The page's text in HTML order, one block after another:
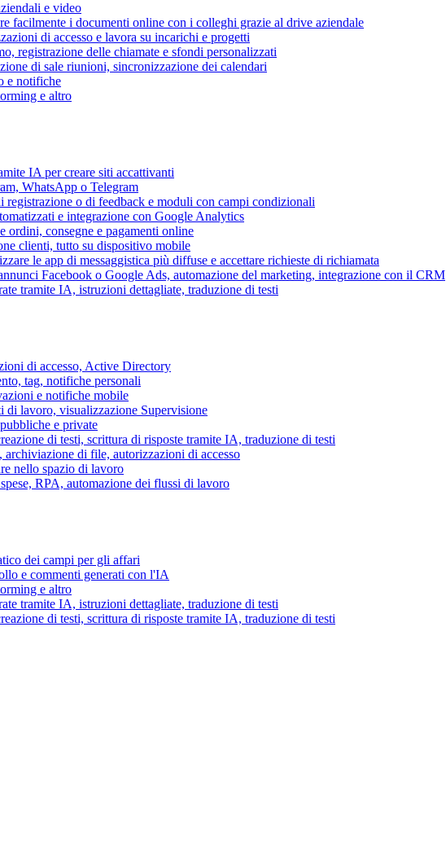
e video
facilmente i documenti online con i colleghi grazie al drive aziendale
di accesso e lavora su incarichi e progetti
registrazione delle chiamate e sfondi personalizzati
di sale riunioni, sincronizzazione dei calendari
e notifiche
e altro
IA per creare siti accattivanti
WhatsApp o Telegram
o di feedback e moduli con campi condizionali
e integrazione con Google Analytics
ordini, consegne e pagamenti online
clienti, tutto su dispositivo mobile
le app di messaggistica più diffuse e accettare richieste di richiamata
Facebook o Google Ads, automazione del marketing, integrazione con il CRM
tramite IA, istruzioni dettagliate, traduzione di testi
di accesso, Active Directory
tag, notifiche personali
e notifiche mobile
lavoro, visualizzazione Supervisione
e private
di testi, scrittura di risposte tramite IA, traduzione di testi
di file, autorizzazioni di accesso
nello spazio di lavoro
RPA, automazione dei flussi di lavoro
dei campi per gli affari
e commenti generati con l'IA
e altro
tramite IA, istruzioni dettagliate, traduzione di testi
di testi, scrittura di risposte tramite IA, traduzione di testi